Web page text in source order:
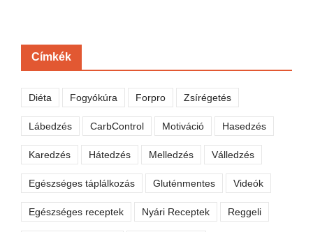
Címkék
Diéta Fogyókúra Forpro Zsírégetés
Lábedzés CarbControl Motiváció Hasedzés
Karedzés Hátedzés Melledzés Válledzés
Egészséges táplálkozás Gluténmentes Videók
Egészséges receptek Nyári Receptek Reggeli